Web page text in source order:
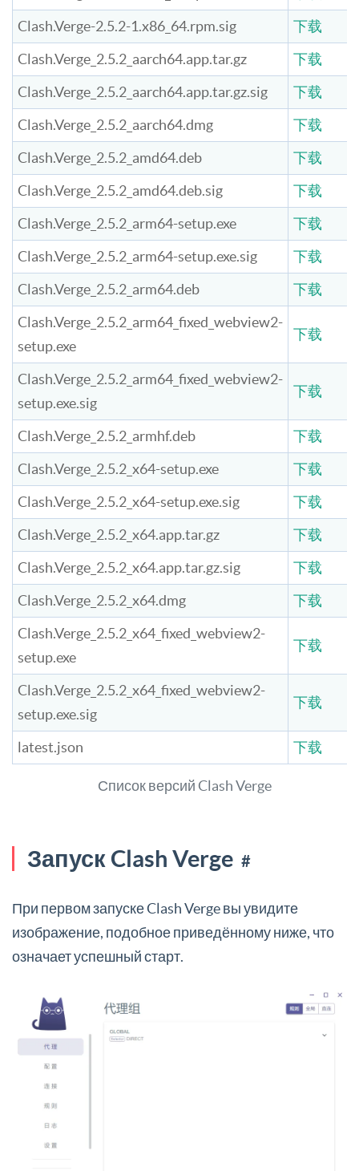
Список версий Clash Verge
Clash.Verge-2.5.2-1.x86_64.rpm.sig
下载
Clash.Verge_2.5.2_aarch64.app.tar.gz
下载
Clash.Verge_2.5.2_aarch64.app.tar.gz.sig
下载
Clash.Verge_2.5.2_aarch64.dmg
下载
Clash.Verge_2.5.2_amd64.deb
下载
Clash.Verge_2.5.2_amd64.deb.sig
下载
Clash.Verge_2.5.2_arm64-setup.exe
下载
Clash.Verge_2.5.2_arm64-setup.exe.sig
下载
Clash.Verge_2.5.2_arm64.deb
下载
Clash.Verge_2.5.2_arm64_fixed_webview2-
setup.exe
下载
Clash.Verge_2.5.2_arm64_fixed_webview2-
setup.exe.sig
下载
Clash.Verge_2.5.2_armhf.deb
下载
Clash.Verge_2.5.2_x64-setup.exe
下载
Clash.Verge_2.5.2_x64-setup.exe.sig
下载
Clash.Verge_2.5.2_x64.app.tar.gz
下载
Clash.Verge_2.5.2_x64.app.tar.gz.sig
下载
Clash.Verge_2.5.2_x64.dmg
下载
Clash.Verge_2.5.2_x64_fixed_webview2-
setup.exe
下载
Clash.Verge_2.5.2_x64_fixed_webview2-
setup.exe.sig
下载
latest.json 下载
Запуск Clash Verge #
При первом запуске Clash Verge вы увидите
изображение, подобное приведённому ниже, что
означает успешный старт.